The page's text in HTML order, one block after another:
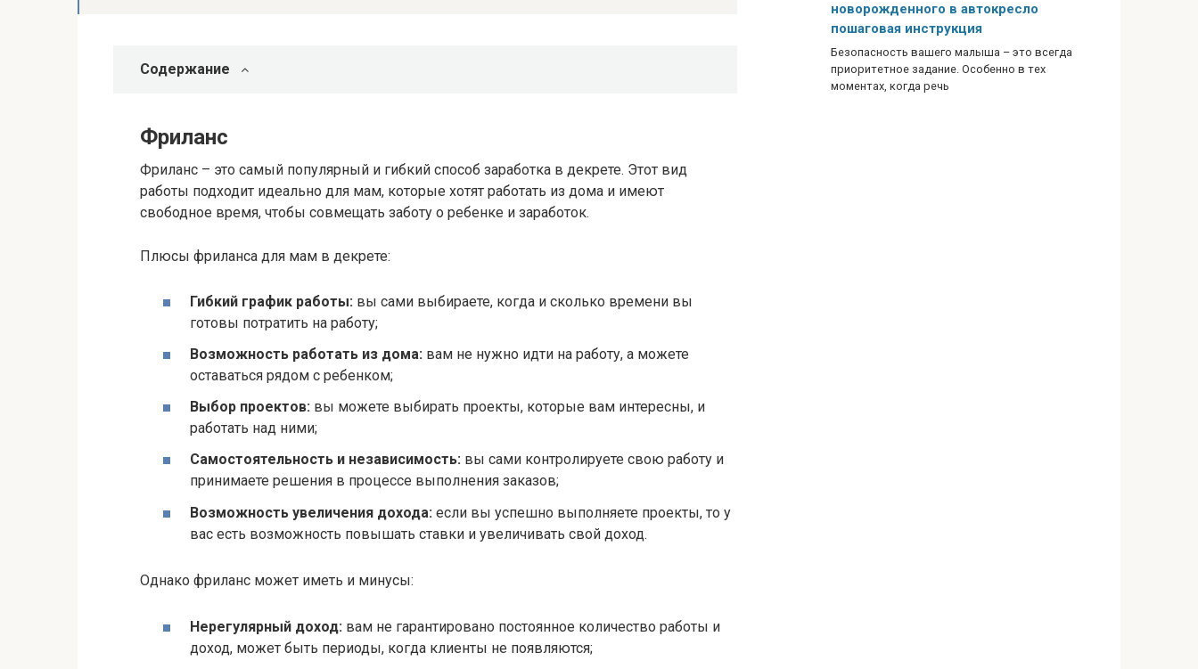
Содержание
Фриланс
Фриланс – это самый популярный и гибкий способ заработка в декрете. Этот вид
работы подходит идеально для мам, которые хотят работать из дома и имеют
свободное время, чтобы совмещать заботу о ребенке и заработок.
Плюсы фриланса для мам в декрете:
Гибкий график работы: вы сами выбираете, когда и сколько времени вы
готовы потратить на работу;
Возможность работать из дома: вам не нужно идти на работу, а можете
оставаться рядом с ребенком;
Выбор проектов: вы можете выбирать проекты, которые вам интересны, и
работать над ними;
Самостоятельность и независимость: вы сами контролируете свою работу и
принимаете решения в процессе выполнения заказов;
Возможность увеличения дохода: если вы успешно выполняете проекты, то у
вас есть возможность повышать ставки и увеличивать свой доход.
Однако фриланс может иметь и минусы:
Нерегулярный доход: вам не гарантировано постоянное количество работы и
доход, может быть периоды, когда клиенты не появляются;
новорожденного в автокресло
пошаговая инструкция
Безопасность вашего малыша – это всегда
приоритетное задание. Особенно в тех
моментах, когда речь